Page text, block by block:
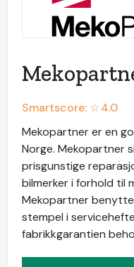
Smartscore: ☆4.0
Mekopartner er en
Norge. Mekopartner
prisgunstige
bilmerker i forhold til
Mekopartner
stempel i
fabrikkgarantien